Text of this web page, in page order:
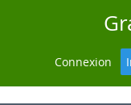
Connexion